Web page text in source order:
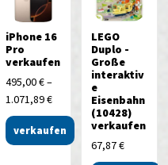
iPhone 16
Pro
verkaufen
495,00€–
1.071,89€
verkaufen
LEGO
Duplo -
Große
interaktiv
e
Eisenbahn
(10428)
verkaufen
67,87€